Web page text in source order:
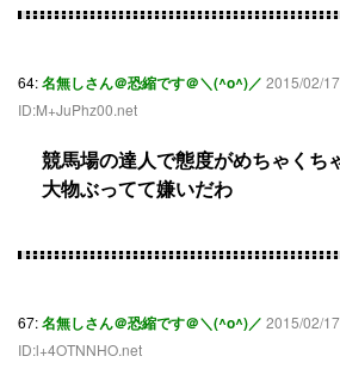
64:名無しさん＠恐縮です＠＼(^o^)／ 2015/02/
ID:M+JuPhz00.net
競馬場の達人で態度がめちゃくち
大物ぶってて嫌いだわ
67:名無しさん＠恐縮です＠＼(^o^)／ 2015/02/
ID:l+4OTNNHO.net